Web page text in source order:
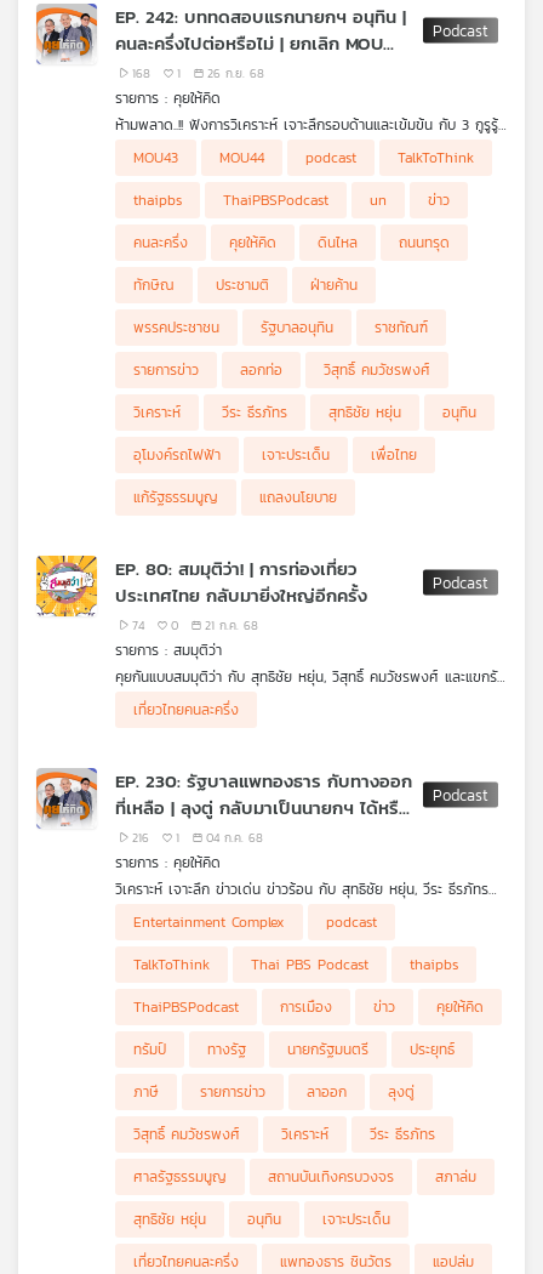
ฉ้อโกง
สายด่วน ร้องเรียนคนละครึ่ง กรมการค้าภายใน สายด่วน 1569,
สำนักงานคณะกรรมการคุ้มครองผู้บริโภค (สคบ.) สายด่วน 1166 และ
สภาผู้บริโภค สายด่วน 1502
........
คิดก่อนเชื่อ กับ ดร.แก้ว กังสดาลอำไพ นักพิษวิทยา กับ ชนาธิป
ตอน อายุกับสภาพร่างกาย
EP. 242: บททดสอบแรกนายกฯ อนุทิน |
คนละครึ่งไปต่อหรือไม่ | ยกเลิก MOU
43-44 ควรทำหรือไม่
168 1 26 ก.ย. 68
รายการ : คุยให้คิด
ห้ามพลาด..!! ฟังการวิเคราะห์ เจาะลึกรอบด้านและเข้มข้น กับ 3 กูรูรู้
ข่าวร้อน
รถไฟฟ้า"
- "เพื่อไทย-ประชาชน" ใครเป็นฝ่ายค้านตัวจริงกว่ากัน ?
- เพื่อไทยจะเล่นประเด็นอะไร ในการอภิปราย ?
- "นายกฯ อนุทิน" แถลงผลการประชุม ครม. นัดพิเศษ
- "พท.-ภท." มีโอกาสกลับมาจับมือกันได้อีกหรือไม่ ?
- คนละครึ่งไปต่อ "นายกฯ อนุทิน" พร้อมเดินหน้าตุลาคมนี้
- "อนุทิน" เปลี่ยนใจไม่ไปประชุม UN หวั่นกลับมาแถลงนโยบายไม่ทัน
- ประชามติ "ยกเลิก MOU 43-44" ควรทำหรือไม่ ?
- คำถามประชามติ "แก้รัฐธรรมนูญ" ควรถามอย่างไรบ้าง ?
- อิ๊งเผย "ทักษิณได้รับมอบหมายคุมงานลอกท่อ" ราชทัณฑ์ปฏิเสธ
คุณสมบัติยังไม่เข้าเกณฑ์
MOU43 MOU44 podcast
TalkToThink
thaipbs
ThaiPBSPodcast un
ข่าว
คนละครึ่ง
คุยให้คิด ดินไหล
ถนนทรุด
ทักษิณ
ประชามติ
ฝ่ายค้าน
พรรคประชาชน
รัฐบาลอนุทิน
ราชทัณฑ์
รายการข่าว
ลอกท่อ
วิสุทธิ์ คมวัชรพงศ์
วิเคราะห์
วีระ ธีรภัทร สุทธิชัย หยุ่น
อนุทิน
อุโมงค์รถไฟฟ้า
เจาะประเด็น
เพื่อไทย
แก้รัฐธรรมนูญ
แถลงนโยบาย
EP. 80: สมมุติว่า! | การท่องเที่ยว
ประเทศไทย กลับมายิ่งใหญ่อีกครั้ง
74 0 21 ก.ค. 68
รายการ : สมมุติว่า
คุยกันแบบสมมุติว่า กับ สุทธิชัย หยุ่น, วิสุทธิ์ คมวัชรพงศ์ และแขกรับ
เชิญ "คุณศุภจี สุธรรมพันธุ์" ประธานเจ้าหน้าที่บริหารกลุ่ม บริษัท
ดุสิตธานี จำกัด (มหาชน) คุยเรื่องสมมุติว่า การท่องเที่ยว
เหมือนเดิม เราจะรีแบรนด์การท่องเที่ยวไทยอย่างไร ให้ธุรกิจท่อง
เที่ยวไทยกลับมาปังกว่าเดิม ฟังในรายการ สมมุติว่า ในรูปแบบ
Podcast
เที่ยวไทยคนละครึ่ง
EP. 230: รัฐบาลแพทองธาร กับทางออก
ที่เหลือ | ลุงตู่ กลับมาเป็นนายกฯ ได้หรือ
ไม่ | เที่ยวไทยคนละครึ่งล่ม
216 1 04 ก.ค. 68
รายการ : คุยให้คิด
วิเคราะห์ เจาะลึก ข่าวเด่น ข่าวร้อน กับ สุทธิชัย หยุ่น, วีระ ธีรภัทร
- ครม. แพทองธาร "นายกฯ หยุดปฏิบัติหน้าที่"
- "นายกฯ ลาออก กับศาลสั่งให้ออก" แบบไหนดีกว่ากัน ?
- ถ้าอิ๊งลาออก ใครจะเป็นนายกฯ กับกระแสข่าว "อนุทินเป็นนายกฯ
ชั่วคราว"
- สภาล่มต้อนรับ "เปิดสภาวันแรก"
- บรรยากาศการทำงานของ กมธ. คณะต่าง ๆ ในสถานการณ์
การเมืองปัจจุบัน
- "เที่ยวไทยคนละครึ่ง" เว็บล่ม เตรียมย้ายไปใช้ "ทางรัฐ"
- ทรัมป์เปลี่ยนเกม ส่งจดหมายแจ้งอัตราภาษีประเทศต่าง ๆ แทน
การเจรจา
Entertainment Complex
podcast
TalkToThink
Thai PBS Podcast
thaipbs
ThaiPBSPodcast
การเมือง ข่าว
คุยให้คิด
ทรัมป์
ทางรัฐ นายกรัฐมนตรี
ประยุทธ์
ภาษี
รายการข่าว ลาออก
ลุงตู่
วิสุทธิ์ คมวัชรพงศ์
วิเคราะห์
วีระ ธีรภัทร
ศาลรัฐธรรมนูญ
สถานบันเทิงครบวงจร
สภาล่ม
สุทธิชัย หยุ่น
อนุทิน
เจาะประเด็น
เที่ยวไทยคนละครึ่ง
แพทองธาร ชินวัตร แอปล่ม